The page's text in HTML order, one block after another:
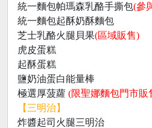
統一麵包帕瑪森乳酪手撕包(參
統一麵包起酥奶酥麵包
芝士乳酪火腿貝果(區域販售)
虎皮蛋糕
起酥蛋糕
鹽奶油蛋白能量棒
極選厚菠蘿 (限聖娜麵包門市販
【三明治】
炸醬起司火腿三明治